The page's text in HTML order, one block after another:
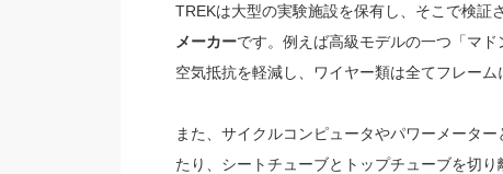
TREKは大型の実験施設を保有し、そこで検証
メーカーです。例えば高級モデルの一つ「マ
空気抵抗を軽減し、ワイヤー類は全てフレーム
また、サイクルコンピュータやパワーメータ
たり、シートチューブとトップチューブを切